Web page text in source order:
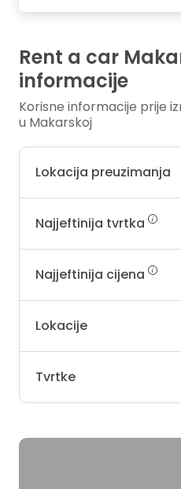
Rent a car
informacije
Korisne informacije prije
u Makarskoj
Lokacija preuzimanja
Najjeftinija tvrtka
Najjeftinija cijena
Lokacije
Tvrtke